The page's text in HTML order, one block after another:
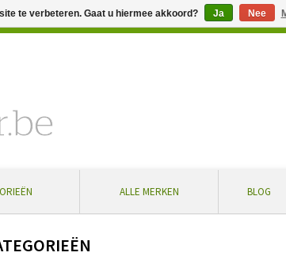
ALLE MERKEN BLOG
te verbeteren. Gaat u hiermee akkoord? Ja Nee
bij aankoop vanaf € 100 ... Gratis levering in